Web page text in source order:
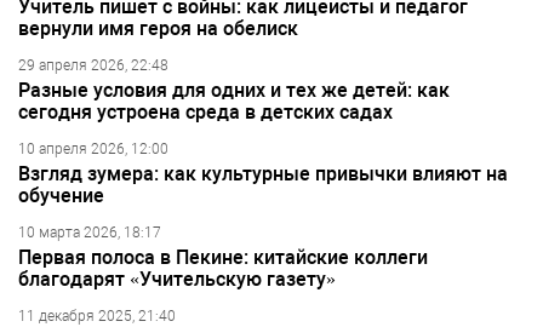
Учитель пишет с войны: как лицеисты и педагог
вернули имя героя на обелиск
29 апреля 2026, 22:48
Разные условия для одних и тех же детей: как
сегодня устроена среда в детских садах
10 апреля 2026, 12:00
Взгляд зумера: как культурные привычки влияют на
обучение
10 марта 2026, 18:17
Первая полоса в Пекине: китайские коллеги
благодарят «Учительскую газету»
11 декабря 2025, 21:40